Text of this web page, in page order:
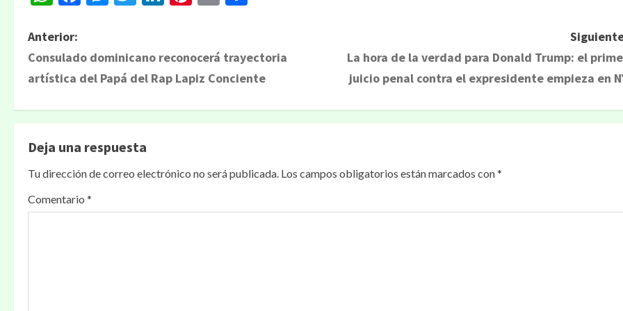
Anterior:
Consulado dominicano reconocerá trayectoria
artística del Papá del Rap Lapiz Conciente
La hora de la verdad para Donald Trump: el
juicio penal contra el expresidente empieza en
Deja una respuesta
Tu dirección de correo electrónico no será publicada. Los campos obligatorios están marcados con*
Comentario *